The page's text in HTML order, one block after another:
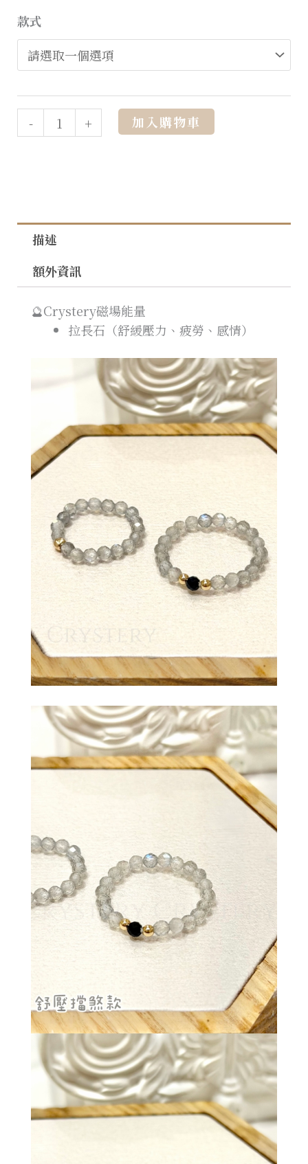
款式
- + 加入購物車
描述
額外資訊
🔮Crystery磁場能量
拉長石（舒緩壓力、疲勞、感情）